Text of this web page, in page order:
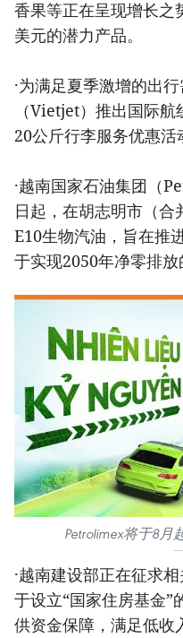
香果等正在呈现增长之
美元的潜力产品。
·为满足夏季激增的出
（Vietjet）推出国际
20公斤行李服务优惠活
·越南国家石油集团（
日起，在胡志明市（合
E10生物汽油，旨在推
于实现2050年净零排放
Petrolimex将于8月
·越南建设部正在征求
于设立“国家住房基金”
供资金保障，满足低收